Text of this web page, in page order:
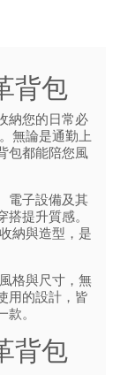
背包
納您的日常必
無論是通勤上
包都能陪您風
電子設備及其
提升質感。
納與造型，是
格與尺寸，無
用的設計，皆
款。
背包